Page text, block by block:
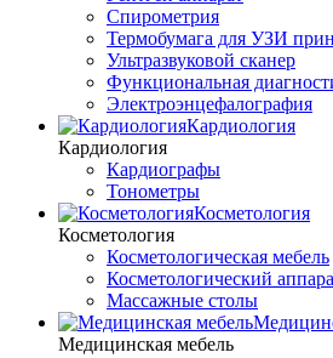
Спирометрия
Термобумага для УЗИ
Ультразвуковой сканер
Функциональная
Электроэнцефалография
Кардиология
Кардиология
Кардиографы
Тонометры
Косметология
Косметология
Косметологическая мебель
Косметологический
Массажные столы
Медицинская мебель